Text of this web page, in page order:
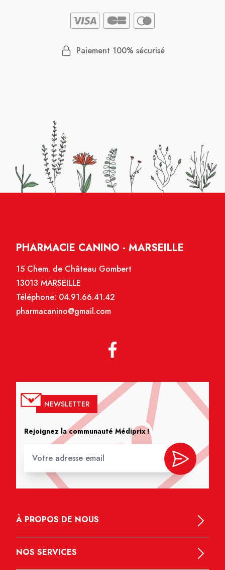
Paiement 100% sécurisé
PHARMACIE CANINO - MARSEILLE
15 Chem. de Château Gombert
13013 MARSEILLE
Téléphone: 04.91.66.41.42
pharmacanino@gmail.com
NEWSLETTER
Rejoignez la communauté Médiprix !
À PROPOS DE NOUS
NOS SERVICES